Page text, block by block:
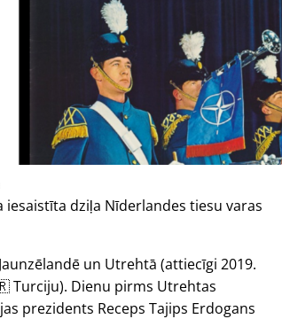
dziļa Nīderlandes tiesu varas
un Utrehtā (attiecīgi 2019.
Turciju). Dienu pirms Utrehtas
prezidents Receps Tajips Erdogans